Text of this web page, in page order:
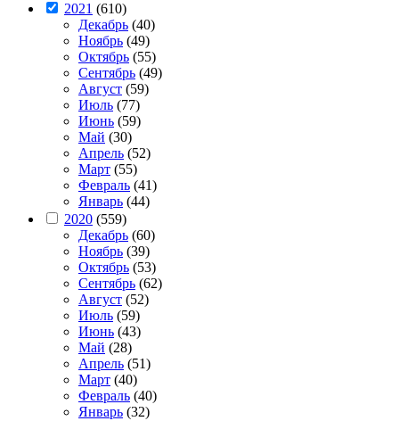
2021 (610)
Декабрь (40)
Ноябрь (49)
Октябрь (55)
Сентябрь (49)
Август (59)
Июль (77)
Июнь (59)
Май (30)
Апрель (52)
Март (55)
Февраль (41)
Январь (44)
2020 (559)
Декабрь (60)
Ноябрь (39)
Октябрь (53)
Сентябрь (62)
Август (52)
Июль (59)
Июнь (43)
Май (28)
Апрель (51)
Март (40)
Февраль (40)
Январь (32)